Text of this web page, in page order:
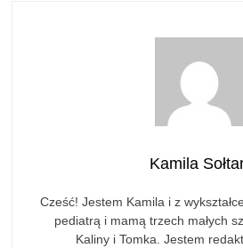
Kamila
Cześć! Jestem Kamila i z
pediatrą i mamą trzech małych
Kaliny i Tomka. Jestem